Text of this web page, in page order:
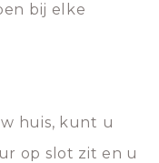
bij elke
huis, kunt u
op slot zit en u